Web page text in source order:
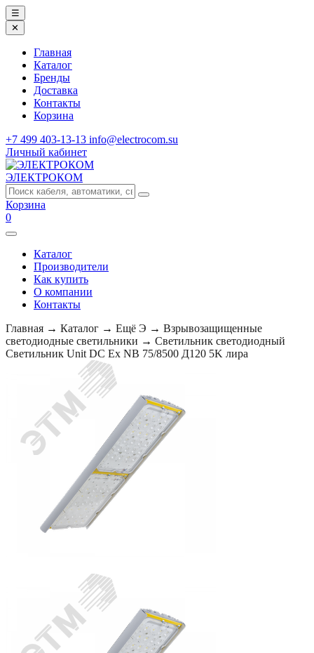
☰
✕
Главная
Каталог
Бренды
Доставка
Контакты
Корзина
+7 499 403-13-13 info@electrocom.su
Личный кабинет
ЭЛЕКТРОКОМ
Корзина
0
Каталог
Производители
Как купить
О компании
Контакты
Главная → Каталог → Ещё Э → Взрывозащищенные
светодиодные светильники → Светильник светодиодный
Светильник Unit DC Ex NB 75/8500 Д120 5K лира